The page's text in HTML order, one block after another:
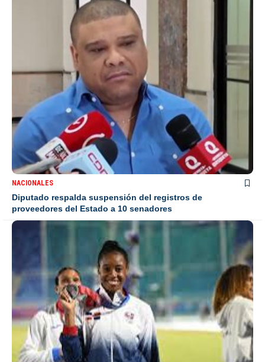
NACIONALES
Diputado respalda suspensión del registros de
proveedores del Estado a 10 senadores